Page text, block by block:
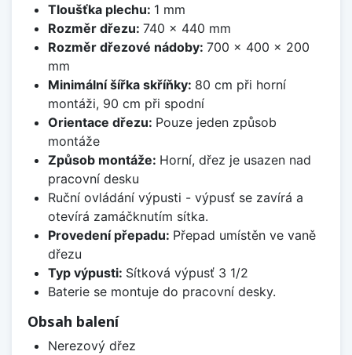
Tloušťka plechu: 1 mm
Rozměr dřezu: 740 x 440 mm
Rozměr dřezové nádoby: 700 x 400 x 200
mm
Minimální šířka skříňky: 80 cm při horní
montáži, 90 cm při spodní
Orientace dřezu: Pouze jeden způsob
montáže
Způsob montáže: Horní, dřez je usazen nad
pracovní desku
Ruční ovládání výpusti - výpusť se zavírá a
otevírá zamáčknutím sítka.
Provedení přepadu: Přepad umístěn ve vaně
dřezu
Typ výpusti: Sítková výpusť 3 1/2
Baterie se montuje do pracovní desky.
Obsah balení
Nerezový dřez